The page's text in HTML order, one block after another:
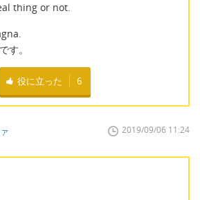
thing or not.
す。
役に立った 6
2019/09/06 11:24